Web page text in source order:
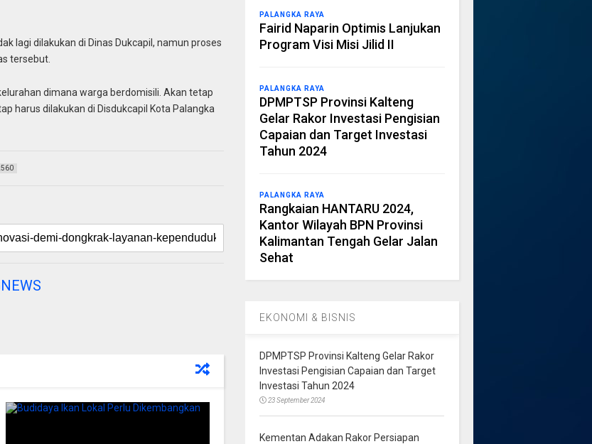
lagi dilakukan di Dinas Dukcapil, namun proses
tersebut.
dimana warga berdomisili. Akan tetap
harus dilakukan di Disdukcapil Kota Palangka
PALANGKA RAYA
Fairid Naparin Optimis Lanjukan
Program Visi Misi Jilid II
PALANGKA RAYA
DPMPTSP Provinsi Kalteng
Gelar Rakor Investasi Pengisian
Capaian dan Target Investasi
Tahun 2024
PALANGKA RAYA
Rangkaian HANTARU 2024,
Kantor Wilayah BPN Provinsi
Kalimantan Tengah Gelar Jalan
Sehat
EKONOMI & BISNIS
DPMPTSP Provinsi Kalteng Gelar Rakor
Investasi Pengisian Capaian dan Target
Investasi Tahun 2024
23 September 2024
Kementan Adakan Rakor Persiapan